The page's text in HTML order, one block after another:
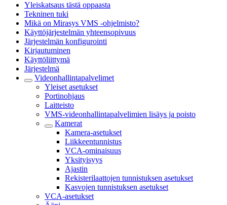
Yleiskatsaus tästä oppaasta
Tekninen tuki
Mikä on Mirasys VMS -ohjelmisto?
Käyttöjärjestelmän yhteensopivuus
Järjestelmän konfigurointi
Kirjautuminen
Käyttöliittymä
Järjestelmä
Videonhallintapalvelimet
Yleiset asetukset
Portinohjaus
Laitteisto
VMS-videonhallintapalvelimien lisäys ja poisto
Kamerat
Kamera-asetukset
Liikkeentunnistus
VCA-ominaisuus
Yksityisyys
Ajastin
Rekisterilaattojen tunnistuksen asetukset
Kasvojen tunnistuksen asetukset
VCA-asetukset